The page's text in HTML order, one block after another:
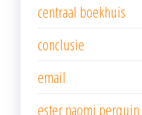
centraal boekhuis
conclusie
email
ester naomi perquin